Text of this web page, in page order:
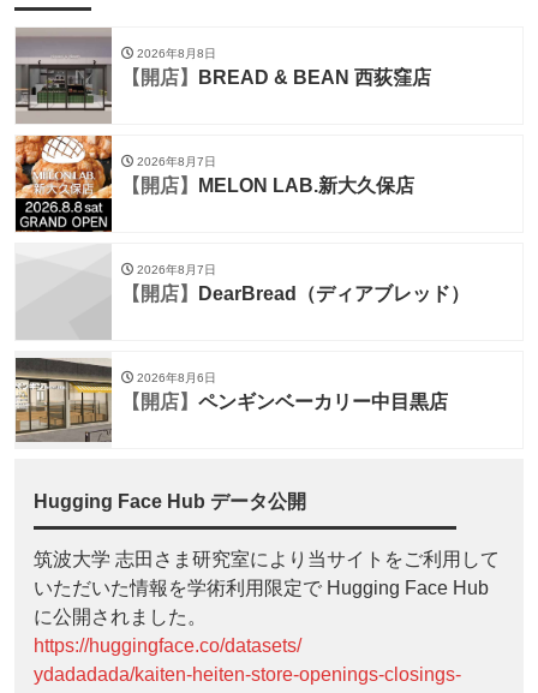
2026年8月8日
【開店】 BREAD & BEAN 西荻窪店
2026年8月7日
【開店】 MELON LAB.新大久保店
2026年8月7日
【開店】 DearBread（ディアブレッド）
2026年8月6日
【開店】 ペンギンベーカリー中目黒店
Hugging Face Hub データ公開
筑波大学 志田さま研究室により当サイトをご利用して
いただいた情報を学術利用限定で Hugging Face Hub
に公開されました。
https://huggingface.co/datasets/
ydadadada/kaiten-heiten-store-openings-closings-